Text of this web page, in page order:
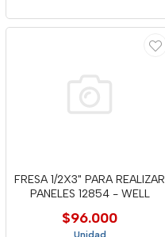
FRESA 1/2X3" PARA REALIZAR
PANELES 12854 - WELL
$96.000
Unidad